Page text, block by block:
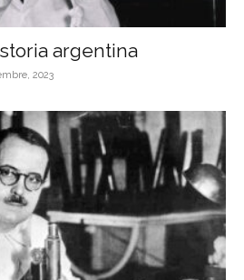
argentina
2023